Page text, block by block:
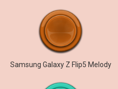
Samsung Galaxy Z Flip5 Melody